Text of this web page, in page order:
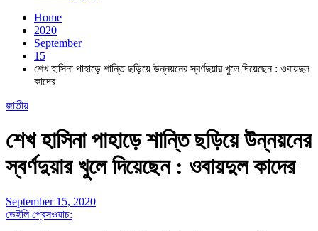
Home
2020
September
15
শেখ হাসিনা পাহাড়ে শান্তি ছড়িয়ে উন্নয়নের স্বর্ণদুয়ার খুলে দিয়েছেন : ওবায়দুল
কাদের
জাতীয়
শেখ হাসিনা পাহাড়ে শান্তি ছড়িয়ে উন্নয়নের
স্বর্ণদুয়ার খুলে দিয়েছেন : ওবায়দুল কাদের
September 15, 2020
ডেইলি প্রেসওয়াচ: